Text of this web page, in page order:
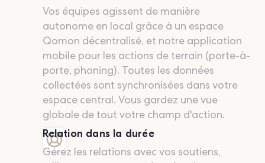
Vos équipes agissent de manière
autonome en local grâce à un espace
Qomon décentralisé, et notre application
mobile pour les actions de terrain (porte-à-
porte, phoning). Toutes les données
collectées sont synchronisées dans votre
espace central. Vous gardez une vue
globale de tout votre champ d'action.
Relation dans la durée
Gérez les relations avec vos soutiens,